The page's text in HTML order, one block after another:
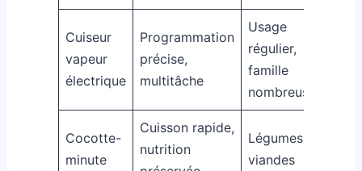
Cuiseur
vapeur
électrique
Programmation
précise,
multitâche
Usage
régulier,
famille
nombreuse
Cocotte-
minute
Cuisson rapide,
nutrition
Légumes,
viandes